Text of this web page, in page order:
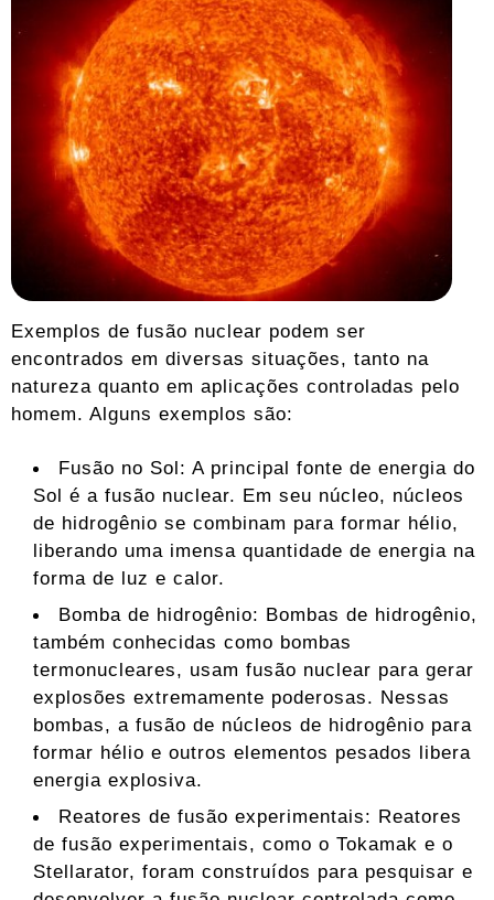
Exemplos de fusão nuclear podem ser
encontrados em diversas situações, tanto na
natureza quanto em aplicações controladas pelo
homem. Alguns exemplos são:
Fusão no Sol: A principal fonte de energia do
Sol é a fusão nuclear. Em seu núcleo, núcleos
de hidrogênio se combinam para formar hélio,
liberando uma imensa quantidade de energia na
forma de luz e calor.
Bomba de hidrogênio: Bombas de hidrogênio,
também conhecidas como bombas
termonucleares, usam fusão nuclear para gerar
explosões extremamente poderosas. Nessas
bombas, a fusão de núcleos de hidrogênio para
formar hélio e outros elementos pesados ​​libera
energia explosiva.
Reatores de fusão experimentais: Reatores
de fusão experimentais, como o Tokamak e o
Stellarator, foram construídos para pesquisar e